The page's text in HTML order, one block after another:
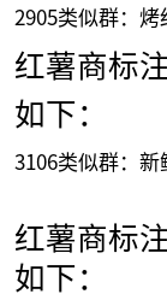
2905类似群：
红薯商标
如下：
3106类似群：
红薯商标
如下：